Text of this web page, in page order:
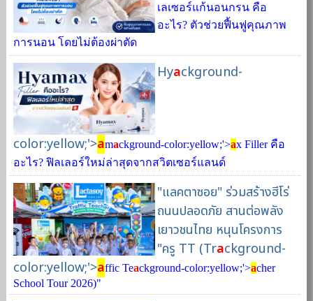
เลเซอร์แก้นอนกรน คือ
อะไร? ตัวช่วยฟื้นฟูคุณภาพ
การนอน โดยไม่ต้องผ่าตัด
Hyackground-
color:yellow;'>amackground-color:yellow;'>ax Filler คือ
อะไร? ฟิลเลอร์ใหม่ล่าสุดจากสวิตเซอร์แลนด์
"แลคตาซอย" ร่วมสร้างฮีโร่
ถนนปลอดภัย สานต่อพลัง
เยาวชนไทย หนุนโครงการ
"ครู TT (Trackground-
color:yellow;'>affic Teackground-color:yellow;'>acher
School Tour 2026)"